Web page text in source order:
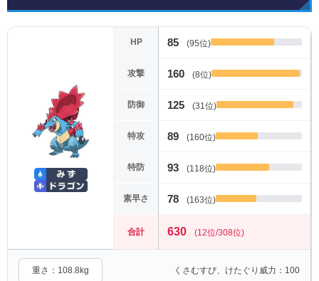
HP 85 (95位)
攻撃 160 (8位)
防御 125 (31位)
特攻 89 (160位)
特防 93 (118位)
素早さ 78 (163位)
合計 630 (12位/308位)
重さ：108.8kg くさむすび、けたぐり威力：100